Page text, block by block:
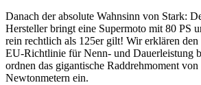
Danach der absolute Wahnsinn von Stark:
Hersteller bringt eine Supermoto mit 80 PS
rein rechtlich als 125er gilt! Wir erklären
EU-Richtlinie für Nenn- und Dauerleistung
ordnen das gigantische Raddrehmoment
Newtonmetern ein.